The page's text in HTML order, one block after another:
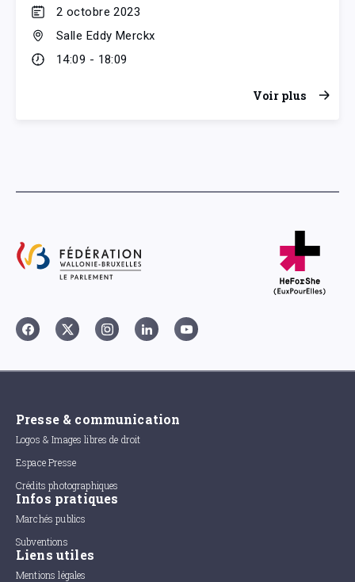
2 octobre 2023
Salle Eddy Merckx
14:09 - 18:09
Voir plus
Presse & communication
Logos & Images libres de droit
Espace Presse
Crédits photographiques
Infos pratiques
Marchés publics
Subventions
Liens utiles
Mentions légales